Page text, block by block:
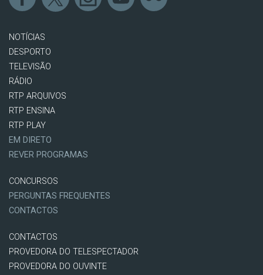
NOTÍCIAS
DESPORTO
TELEVISÃO
RÁDIO
RTP ARQUIVOS
RTP ENSINA
RTP PLAY
EM DIRETO
REVER PROGRAMAS
CONCURSOS
PERGUNTAS FREQUENTES
CONTACTOS
CONTACTOS
PROVEDORA DO TELESPECTADOR
PROVEDORA DO OUVINTE